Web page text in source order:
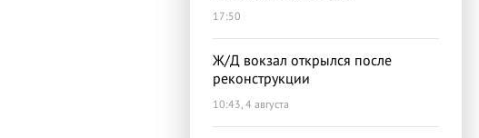
17:50
Ж/Д вокзал открылся после
реконструкции
10:43, 4 августа